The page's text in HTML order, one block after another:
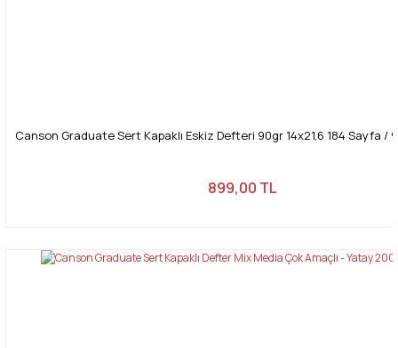
Canson Graduate Sert Kapaklı Eskiz Defteri 90gr 14x21,6 184 Sayfa /
899,00 TL